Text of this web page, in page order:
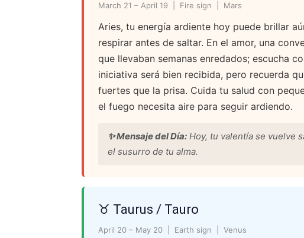
March 21 – April 19 | Fire sign | Mars
Aries, tu energía ardiente hoy puede brillar
respirar antes de saltar. En el amor, una
que llevaban semanas enredados; escucha
iniciativa será bien recibida, pero recuerda
fuertes que la prisa. Cuida tu salud con
el fuego necesita aire para seguir ardiendo.
✨ Mensaje del Día: Hoy, tu valentía se vuelve
el susurro de tu alma.
♉ Taurus / Tauro
April 20 – May 20 | Earth sign | Venus